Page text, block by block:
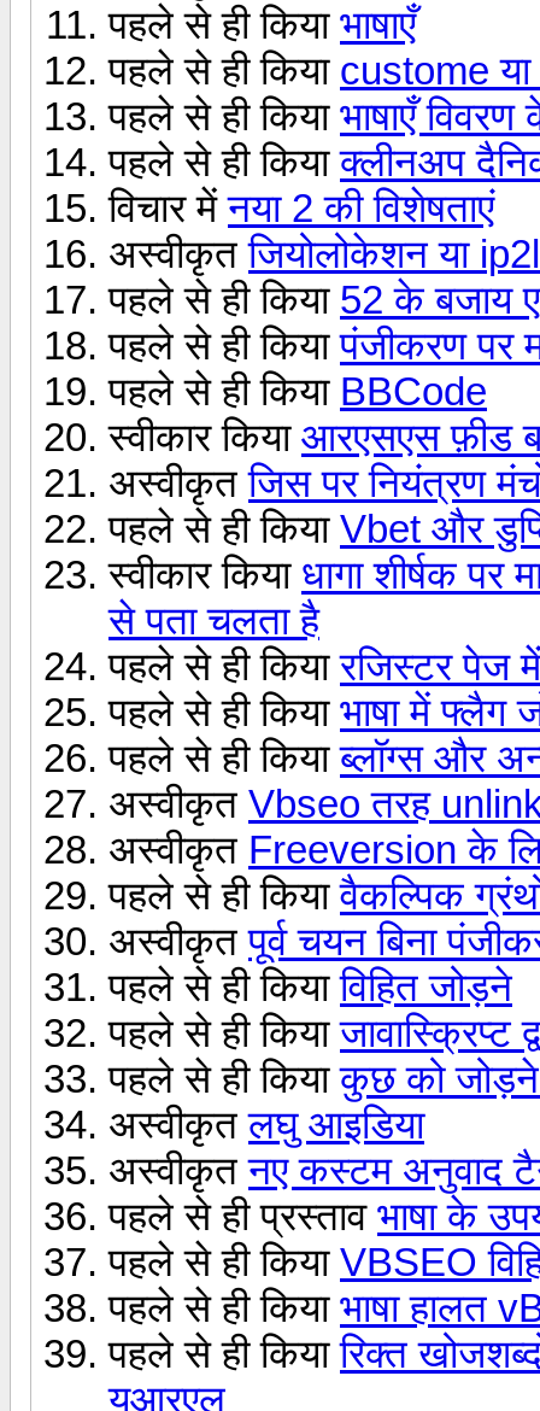
पहले से ही किया भाषाएँ
पहले से ही किया custome
पहले से ही किया भाषाएँ
पहले से ही कियाक्लीनअप
विचार मेंनया 2 की विशेषताएं
अस्वीकृतजियोलोकेशन या
पहले से ही किया 52 के बजाय
पहले से ही कियापंजीकरण पर
पहले से ही किया BBCode
स्वीकार किया आरएसएस फ़ीड
अस्वीकृतजिस पर नियंत्रण
पहले से ही किया Vbet और
स्वीकार किया धागा शीर्षक
से पता चलता है
पहले से ही कियारजिस्टर पेज
पहले से ही किया भाषा में फ्लैग
पहले से ही कियाब्लॉग्स और
अस्वीकृत Vbseo तरह
अस्वीकृत Freeversion के
पहले से ही कियावैकल्पिक
अस्वीकृतपूर्व चयन बिना
पहले से ही कियाविहित जोड़ने
पहले से ही कियाजावास्क्रिप्ट
पहले से ही कियाकुछ को
अस्वीकृतलघु आइडिया
अस्वीकृतनए कस्टम अनुवाद
पहले से ही प्रस्ताव भाषा के
पहले से ही किया VBSEO
पहले से ही किया भाषा हालत
पहले से ही कियारिक्त
यूआरएल